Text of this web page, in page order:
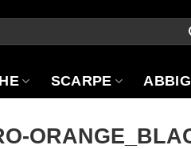
SCARPE